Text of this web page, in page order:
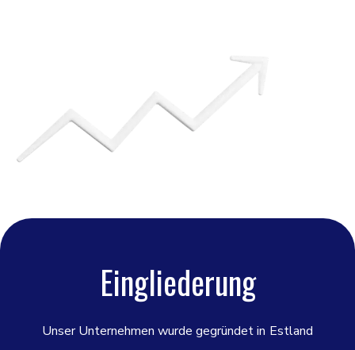
Eingliederung
Unser Unternehmen wurde gegründet in Estland